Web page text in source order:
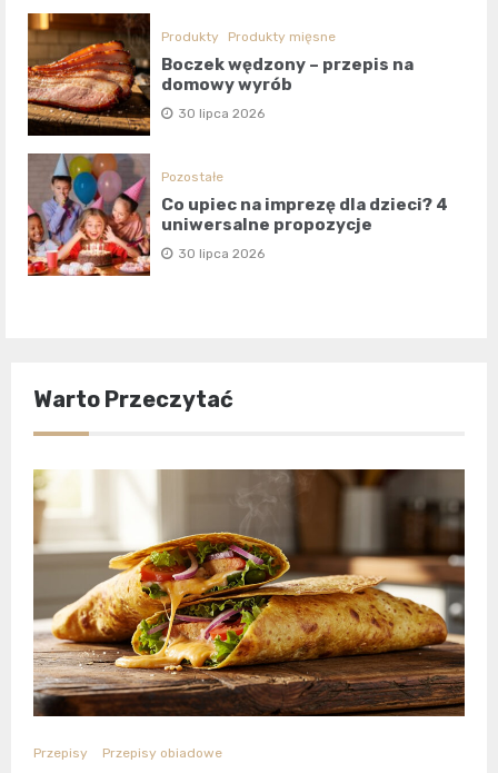
Produkty Produkty mięsne
Boczek wędzony – przepis na
domowy wyrób
30 lipca 2026
Pozostałe
Co upiec na imprezę dla dzieci? 4
uniwersalne propozycje
30 lipca 2026
Warto Przeczytać
Przepisy Przepisy obiadowe